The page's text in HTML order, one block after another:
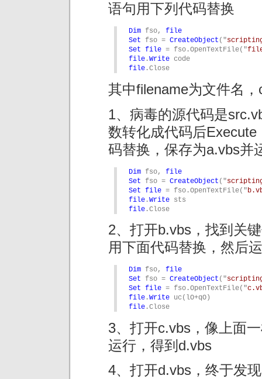
语句用下列代码替换
Dim fso, file
Set fso = CreateObject ("
Set file = fso.OpenTextFile("
file .Write
file .Close
其中filename为文件名
1、病毒的源代码是
数转化成代码后
码替换，保存为a.vbs并
Dim fso, file
Set fso = CreateObject ("
Set file = fso.OpenTextFile("
file .Write
file .Close
2、打开b.vbs，找到关
用下面代码替换，然后
Dim fso, file
Set fso = CreateObject ("
Set file = fso.OpenTextFile("
file .Write
file .Close
3、打开c.vbs，像上面
运行，得到d.vbs
4、打开d.vbs，终于发